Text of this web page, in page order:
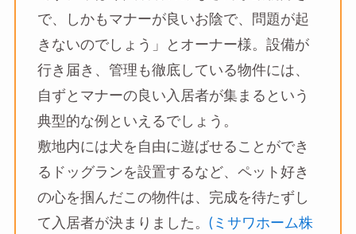
で、しかもマナーが良いお陰で、問題が起
きないのでしょう」とオーナー様。設備が
行き届き、管理も徹底している物件には、
自ずとマナーの良い入居者が集まるという
典型的な例といえるでしょう。
敷地内には犬を自由に遊ばせることができ
るドッグランを設置するなど、ペット好き
の心を掴んだこの物件は、完成を待たずし
て入居者が決まりました。 (ミサワホーム株